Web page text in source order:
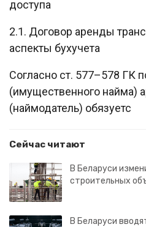
доступа
2.1. Договор аренды
аспекты бухучета
Согласно ст. 577–578 ГК
(имущественного найма)
(наймодатель) обязуетс
Сейчас читают
В Беларуси
строительных
В Беларуси